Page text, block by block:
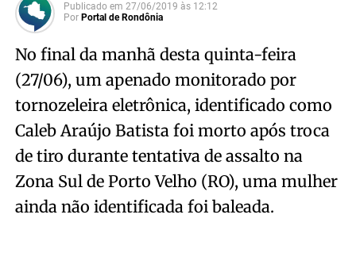
Publicado em 27/06/2019 às 12:12
Por Portal de Rondônia
No final da manhã desta quinta-feira
(27/06), um apenado monitorado por
tornozeleira eletrônica, identificado como
Caleb Araújo Batista foi morto após troca
de tiro durante tentativa de assalto na
Zona Sul de Porto Velho (RO), uma mulher
ainda não identificada foi baleada.